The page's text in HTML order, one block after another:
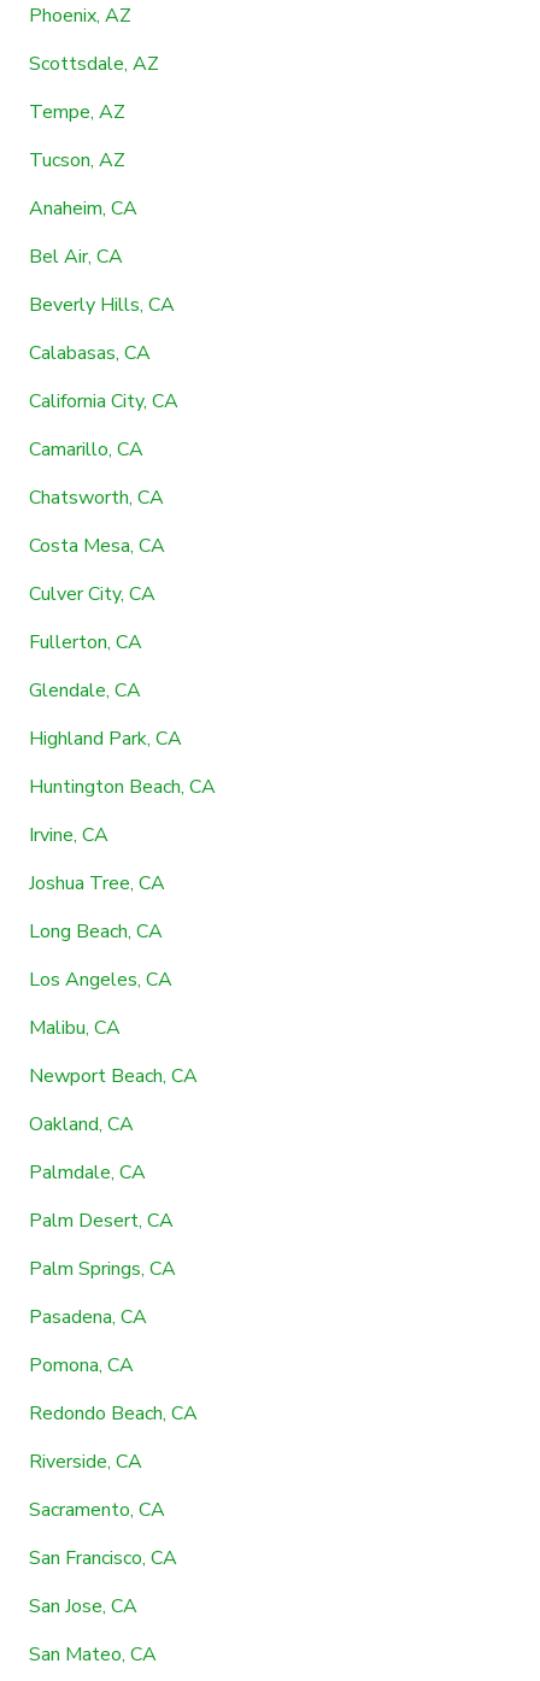
Phoenix, AZ
Scottsdale, AZ
Tempe, AZ
Tucson, AZ
Anaheim, CA
Bel Air, CA
Beverly Hills, CA
Calabasas, CA
California City, CA
Camarillo, CA
Chatsworth, CA
Costa Mesa, CA
Culver City, CA
Fullerton, CA
Glendale, CA
Highland Park, CA
Huntington Beach, CA
Irvine, CA
Joshua Tree, CA
Long Beach, CA
Los Angeles, CA
Malibu, CA
Newport Beach, CA
Oakland, CA
Palmdale, CA
Palm Desert, CA
Palm Springs, CA
Pasadena, CA
Pomona, CA
Redondo Beach, CA
Riverside, CA
Sacramento, CA
San Francisco, CA
San Jose, CA
San Mateo, CA